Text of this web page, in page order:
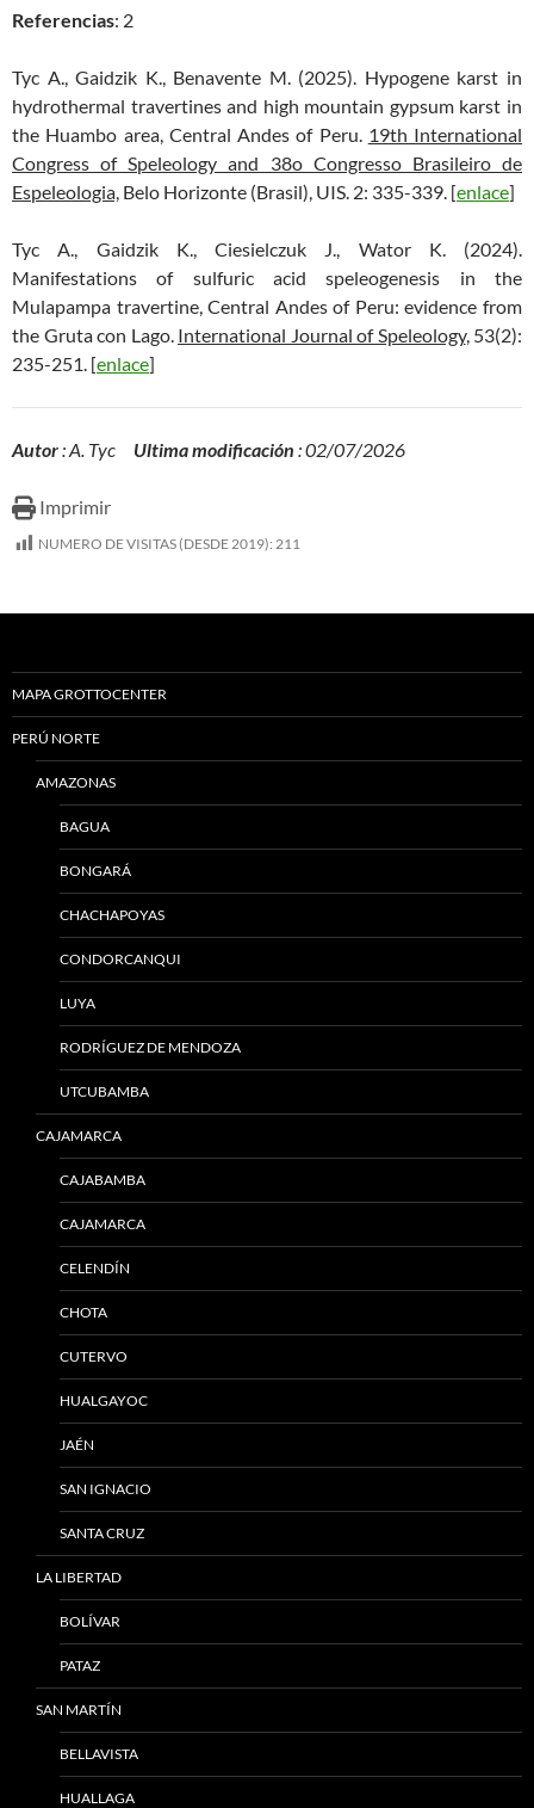
Referencias: 2
Tyc A., Gaidzik K., Benavente M. (2025). Hypogene karst in
hydrothermal travertines and high mountain gypsum karst in
the Huambo area, Central Andes of Peru. 19th International
Congress of Speleology and 38o Congresso Brasileiro de
Espeleologia, Belo Horizonte (Brasil), UIS. 2: 335-339. [enlace]
Tyc A., Gaidzik K., Ciesielczuk J., Wator K. (2024).
Manifestations of sulfuric acid speleogenesis in the
Mulapampa travertine, Central Andes of Peru: evidence from
the Gruta con Lago. International Journal of Speleology, 53(2):
235-251. [enlace]
Autor: A. Tyc Ultima modificación : 02/07/2026
Imprimir
NUMERO DE VISITAS (DESDE 2019): 211
MAPA GROTTOCENTER
PERÚ NORTE
AMAZONAS
BAGUA
BONGARÁ
CHACHAPOYAS
CONDORCANQUI
LUYA
RODRÍGUEZ DE MENDOZA
UTCUBAMBA
CAJAMARCA
CAJABAMBA
CAJAMARCA
CELENDÍN
CHOTA
CUTERVO
HUALGAYOC
JAÉN
SAN IGNACIO
SANTA CRUZ
LA LIBERTAD
BOLÍVAR
PATAZ
SAN MARTÍN
BELLAVISTA
HUALLAGA